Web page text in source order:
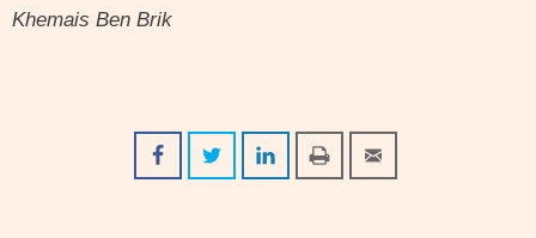
Khemais Ben Brik